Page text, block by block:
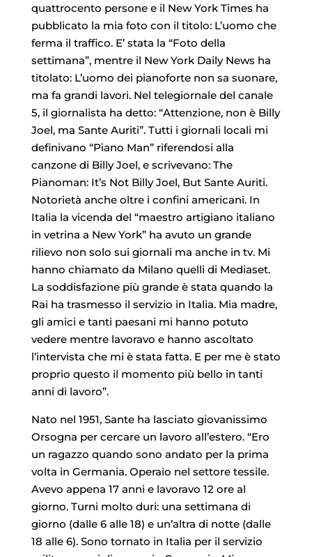
quattrocento persone e il New York Times ha
pubblicato la mia foto con il titolo: L’uomo che
ferma il traffico. E’ stata la “Foto della
settimana”, mentre il New York Daily News ha
titolato: L’uomo dei pianoforte non sa suonare,
ma fa grandi lavori. Nel telegiornale del canale
5, il giornalista ha detto: “Attenzione, non è Billy
Joel, ma Sante Auriti”. Tutti i giornali locali mi
definivano “Piano Man” riferendosi alla
canzone di Billy Joel, e scrivevano: The
Pianoman: It’s Not Billy Joel, But Sante Auriti.
Notorietà anche oltre i confini americani. In
Italia la vicenda del “maestro artigiano italiano
in vetrina a New York” ha avuto un grande
rilievo non solo sui giornali ma anche in tv. Mi
hanno chiamato da Milano quelli di Mediaset.
La soddisfazione più grande è stata quando la
Rai ha trasmesso il servizio in Italia. Mia madre,
gli amici e tanti paesani mi hanno potuto
vedere mentre lavoravo e hanno ascoltato
l’intervista che mi è stata fatta. E per me è stato
proprio questo il momento più bello in tanti
anni di lavoro”.
Nato nel 1951, Sante ha lasciato giovanissimo
Orsogna per cercare un lavoro all’estero. “Ero
un ragazzo quando sono andato per la prima
volta in Germania. Operaio nel settore tessile.
Avevo appena 17 anni e lavoravo 12 ore al
giorno. Turni molto duri: una settimana di
giorno (dalle 6 alle 18) e un’altra di notte (dalle
18 alle 6). Sono tornato in Italia per il servizio